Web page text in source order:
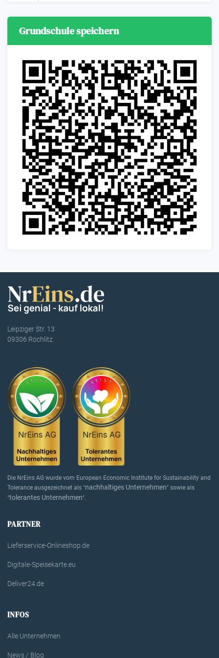
Grundschule speichern
Leipziger Str. 13
09306 Rochlitz
Die NrEins AG wurde vom European Economic Institute for Sustainability and
Tolerance ausgezeichnet als "nachhaltiges Unternehmen" sowie als
"tolerantes Unternehmen".
PARTNER
Lieferservice-Onlineshop.de
Digitale-Speisekarte.eu
Deliver24.de
INFOS
Alle Unternehmen
News / Blog